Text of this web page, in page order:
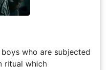
who are subjected
ritual which